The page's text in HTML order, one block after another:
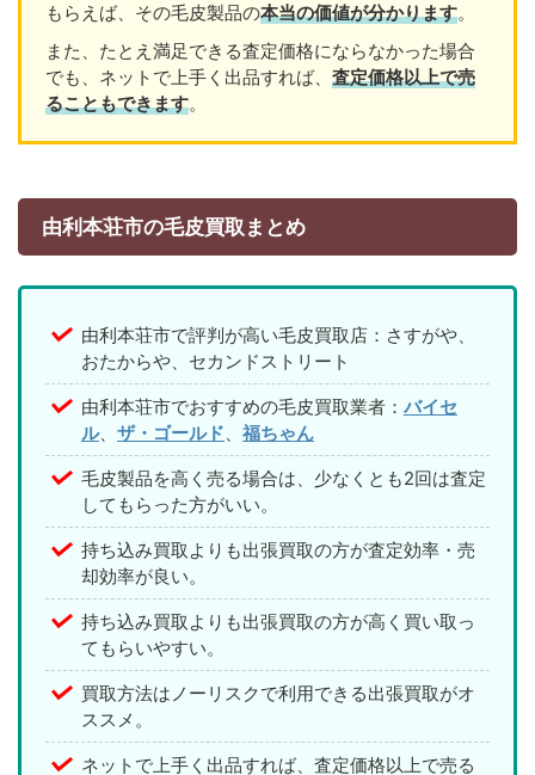
もらえば、その毛皮製品の本当の価値が分かります。
また、たとえ満足できる査定価格にならなかった場合
でも、ネットで上手く出品すれば、 査定価格以上で売
ることもできます。
由利本荘市の毛皮買取まとめ
由利本荘市で評判が高い毛皮買取店：さすがや、
おたからや、セカンドストリート
由利本荘市でおすすめの毛皮買取業者： バイセ
ル、 ザ・ゴールド
福ちゃん
毛皮製品を高く売る場合は、少なくとも2回は査定
してもらった方がいい。
持ち込み買取よりも出張買取の方が査定効率・売
却効率が良い。
持ち込み買取よりも出張買取の方が高く買い取っ
てもらいやすい。
買取方法はノーリスクで利用できる出張買取がオ
ススメ。
ネットで上手く出品すれば、査定価格以上で売る